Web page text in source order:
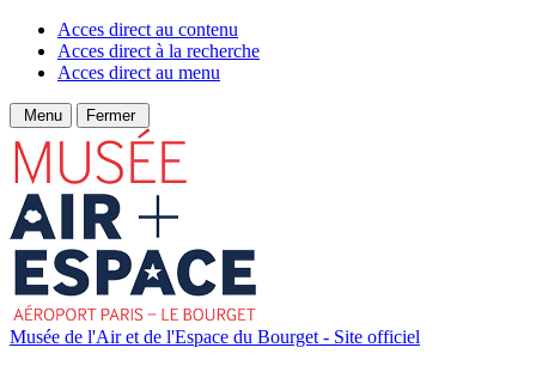
Acces direct au contenu
Acces direct à la recherche
Acces direct au menu
Menu Fermer
Musée de l'Air et de l'Espace du Bourget - Site officiel